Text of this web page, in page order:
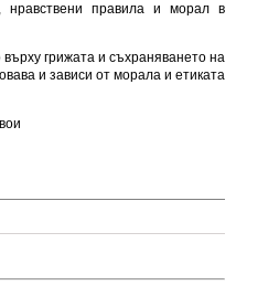
нравствени правила и морал в
грижата и съхраняването на
и зависи от морала и етиката